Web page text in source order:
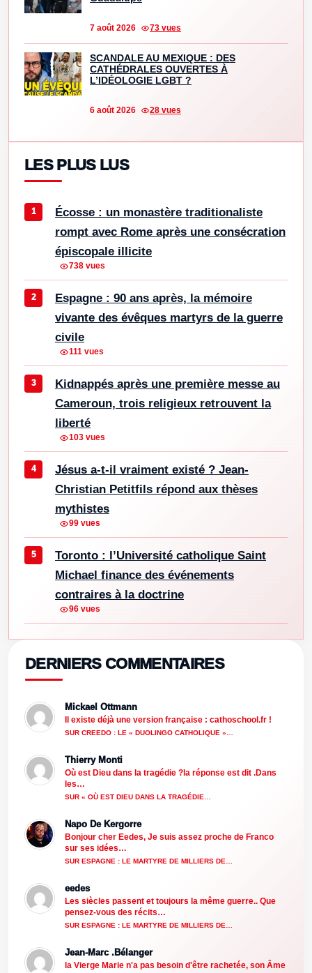
7 août 2026 73 vues
SCANDALE AU MEXIQUE : DES
CATHÉDRALES OUVERTES À
L’IDÉOLOGIE LGBT ?
6 août 2026 28 vues
LES PLUS LUS
Écosse : un monastère traditionaliste
rompt avec Rome après une consécration
épiscopale illicite
738 vues
Espagne : 90 ans après, la mémoire
vivante des évêques martyrs de la guerre
civile
111 vues
Kidnappés après une première messe au
Cameroun, trois religieux retrouvent la
liberté
103 vues
Jésus a-t-il vraiment existé ? Jean-
Christian Petitfils répond aux thèses
mythistes
99 vues
Toronto : l’Université catholique Saint
Michael finance des événements
contraires à la doctrine
96 vues
DERNIERS COMMENTAIRES
Mickael Ottmann
Il existe déjà une version française : cathoschool.fr !
SUR CREEDO : LE « DUOLINGO CATHOLIQUE »…
Thierry Monti
Où est Dieu dans la tragédie ?la réponse est dit .Dans
les…
SUR « OÙ EST DIEU DANS LA TRAGÉDIE…
Napo De Kergorre
Bonjour cher Eedes, Je suis assez proche de Franco
sur ses idées…
SUR ESPAGNE : LE MARTYRE DE MILLIERS DE…
eedes
Les siècles passent et toujours la même guerre.. Que
pensez-vous des récits…
SUR ESPAGNE : LE MARTYRE DE MILLIERS DE…
Jean-Marc .Bélanger
la Vierge Marie n'a pas besoin d'être rachetée, son Âme